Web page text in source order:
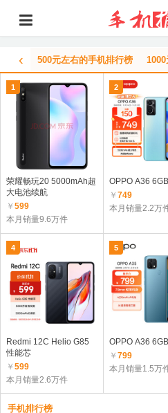
‹ 500元左右的手机排行榜
1
荣耀畅玩20 5000mAh超
大电池续航
￥ 599
本月销量9.6万件
2
OPPO A36
￥ 749
本月销量2.2万
4
Redmi 12C Helio G85
性能芯
￥ 599
本月销量2.6万件
5
OPPO A36
￥ 799
本月销量1.5万
手机排行榜